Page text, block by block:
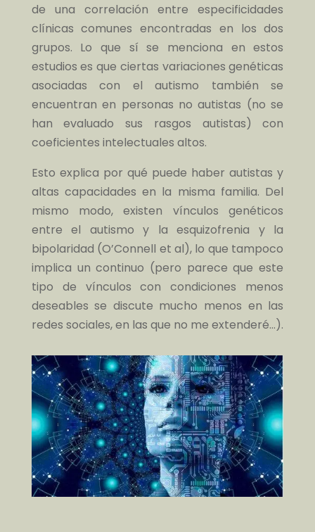
de una correlación entre especificidades
clínicas comunes encontradas en los dos
grupos. Lo que sí se menciona en estos
estudios es que ciertas variaciones genéticas
asociadas con el autismo también se
encuentran en personas no autistas (no se
han evaluado sus rasgos autistas) con
coeficientes intelectuales altos.
Esto explica por qué puede haber autistas y
altas capacidades en la misma familia. Del
mismo modo, existen vínculos genéticos
entre el autismo y la esquizofrenia y la
bipolaridad (O’Connell et al), lo que tampoco
implica un continuo (pero parece que este
tipo de vínculos con condiciones menos
deseables se discute mucho menos en las
redes sociales, en las que no me extenderé…).